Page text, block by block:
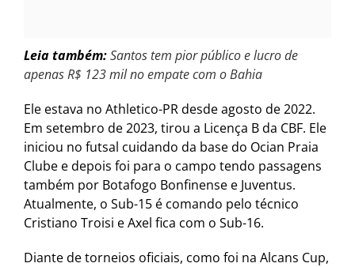
Leia também:Santos tem pior público e lucro de
apenas R$ 123 mil no empate com o Bahia
Ele estava no Athletico-PR desde agosto de 2022.
Em setembro de 2023, tirou a Licença B da CBF. Ele
iniciou no futsal cuidando da base do Ocian Praia
Clube e depois foi para o campo tendo passagens
também por Botafogo Bonfinense e Juventus.
Atualmente, o Sub-15 é comando pelo técnico
Cristiano Troisi e Axel fica com o Sub-16.
Diante de torneios oficiais, como foi na Alcans Cup,